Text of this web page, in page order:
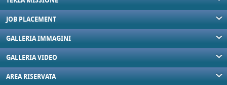
JOB PLACEMENT
GALLERIA IMMAGINI
GALLERIA VIDEO
AREA RISERVATA